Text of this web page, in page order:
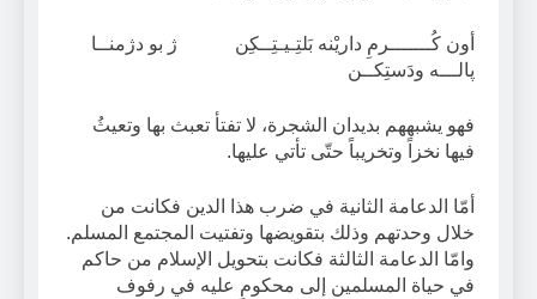
أون كُـــــــرمِ داريْنه بَلتِـيـتِــكِن ژ بو دژمنــا
پالـــه ودَستِكــن
فهو يشبههم بديدان الشجرة، لا تفتأ تعبث بها وتعيثُ
فيها نخزاً وتخريباً حتّى تأتي عليها.
أمّا الدعامة الثانية في ضرب هذا الدين فكانت من
خلال وحدتهم وذلك بتقويضها وتفتيت المجتمع المسلم.
وامّا الدعامة الثالثة فكانت بتحويل الإسلام من حاكم
في حياة المسلمين إلى محكومٍ عليه في رفوف